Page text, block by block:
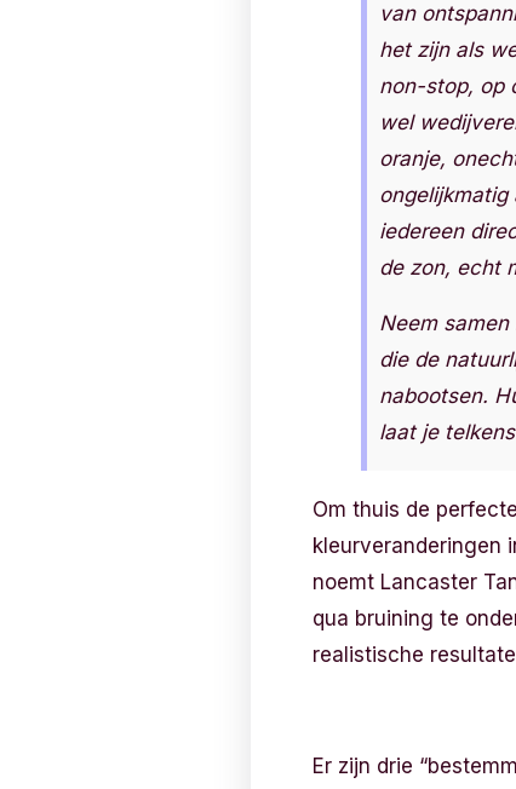
van
het zijn als
non-stop, op
wel
oranje,
ongelijkmatig
iedereen
de zon, echt
Neem
die de
nabootsen.
laat je
Om thuis de
kleurveranderingen
noemt Lancaster
qua bruining te
realistische
Er zijn drie